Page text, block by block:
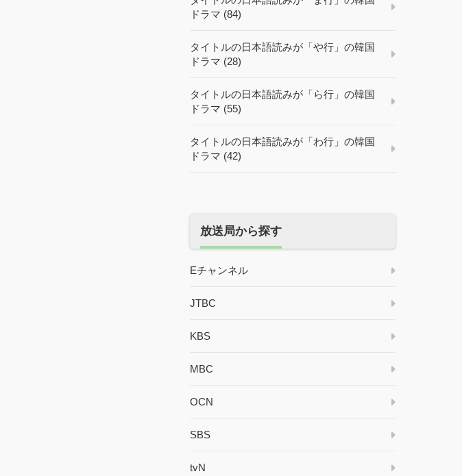
ドラマ (84)
タイトルの日本語読みが「や行」の韓国
ドラマ (28)
タイトルの日本語読みが「ら行」の韓国
ドラマ (55)
タイトルの日本語読みが「わ行」の韓国
ドラマ (42)
放送局から探す
Eチャンネル
JTBC
KBS
MBC
OCN
SBS
tvN